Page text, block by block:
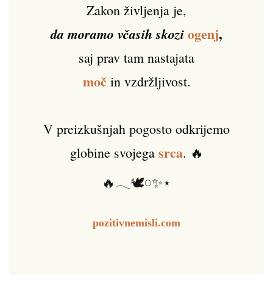
Zakon življenja je,
da moramo včasih skoziogenj,
saj prav tam nastajata
močin vzdržljivost.
V preizkušnjah pogosto odkrijemo
globine svojega srca. 🔥
🔥𓂃🕊️𓏸✨⋆
pozitivnemisli.com